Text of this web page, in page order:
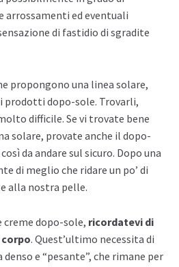
arrossamenti ed eventuali
di fastidio di sgradite
propongono una linea solare,
prodotti dopo-sole. Trovarli,
difficile. Se vi trovate bene
solare, provate anche il dopo-
da andare sul sicuro. Dopo una
di meglio che ridare un po’ di
alla nostra pelle.
creme dopo-sole, ricordatevi di
. Quest’ultimo necessita di
e “pesante”, che rimane per